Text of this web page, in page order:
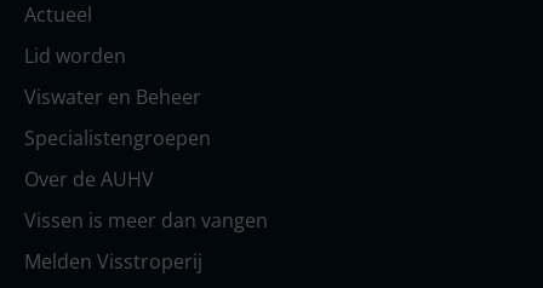
Actueel
Lid worden
Viswater en Beheer
Specialistengroepen
Over de AUHV
Vissen is meer dan vangen
Melden Visstroperij